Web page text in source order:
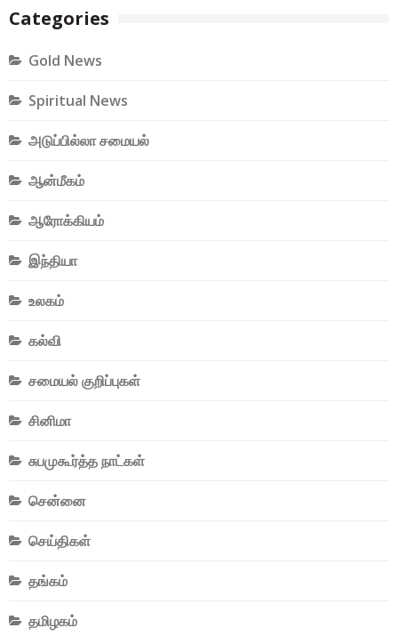
Categories
Gold News
Spiritual News
அடுப்பில்லா சமையல்
ஆன்மீகம்
ஆரோக்கியம்
இந்தியா
உலகம்
கல்வி
சமையல் குறிப்புகள்
சினிமா
சுபமுகூர்த்த நாட்கள்
சென்னை
செய்திகள்
தங்கம்
தமிழகம்